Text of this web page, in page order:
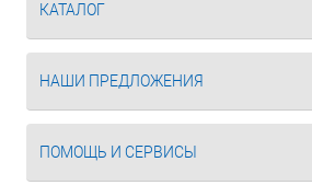
КАТАЛОГ
НАШИ ПРЕДЛОЖЕНИЯ
ПОМОЩЬ И СЕРВИСЫ